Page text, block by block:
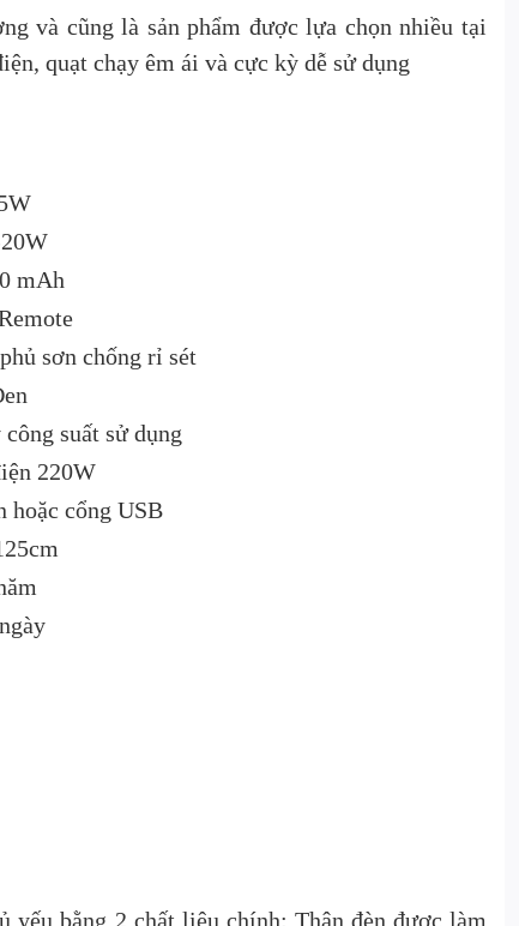
và cũng là sản phẩm được lựa chọn nhiều tại
quạt chạy êm ái và cực kỳ dễ sử dụng
mAh
sơn chống rỉ sét
suất sử dụng
220W
hoặc cổng USB
bằng 2 chất liệu chính: Thân đèn được làm